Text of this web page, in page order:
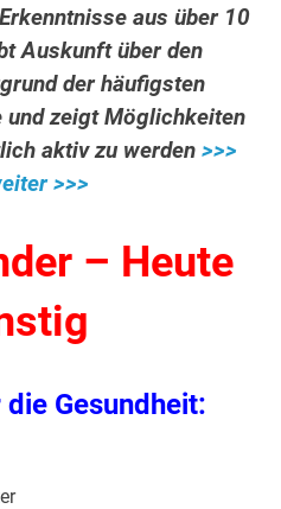
aus über 10
Auskunft über den
der häufigsten
und zeigt Möglichkeiten
aktiv zu werden >>>
>>>
– Heute
Gesundheit: